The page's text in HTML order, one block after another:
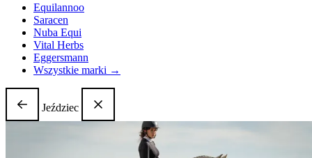
Equilannoo
Saracen
Nuba Equi
Vital Herbs
Eggersmann
Wszystkie marki →
Jeździec